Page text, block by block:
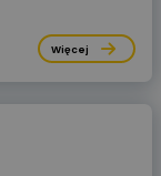
Więcej